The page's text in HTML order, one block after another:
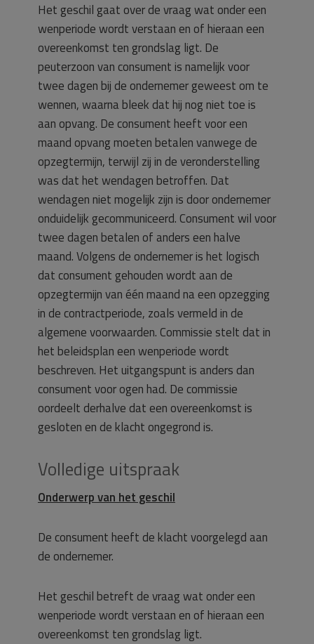
Het geschil gaat over de vraag wat onder een
wenperiode wordt verstaan en of hieraan een
overeenkomst ten grondslag ligt. De
peuterzoon van consument is namelijk voor
twee dagen bij de ondernemer geweest om te
wennen, waarna bleek dat hij nog niet toe is
aan opvang. De consument heeft voor een
maand opvang moeten betalen vanwege de
opzegtermijn, terwijl zij in de veronderstelling
was dat het wendagen betroffen. Dat
wendagen niet mogelijk zijn is door ondernemer
onduidelijk gecommuniceerd. Consument wil voor
twee dagen betalen of anders een halve
maand. Volgens de ondernemer is het logisch
dat consument gehouden wordt aan de
opzegtermijn van één maand na een opzegging
in de contractperiode, zoals vermeld in de
algemene voorwaarden. Commissie stelt dat in
het beleidsplan een wenperiode wordt
beschreven. Het uitgangspunt is anders dan
consument voor ogen had. De commissie
oordeelt derhalve dat een overeenkomst is
gesloten en de klacht ongegrond is.
Volledige uitspraak
Onderwerp van het geschil
De consument heeft de klacht voorgelegd aan
de ondernemer.
Het geschil betreft de vraag wat onder een
wenperiode wordt verstaan en of hieraan een
overeenkomst ten grondslag ligt.